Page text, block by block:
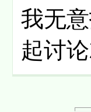
我无
起讨论